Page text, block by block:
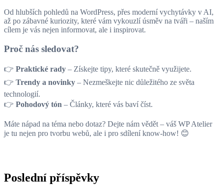
Od hlubších pohledů na WordPress, přes moderní vychytávky v AI,
až po zábavné kuriozity, které vám vykouzlí úsměv na tváři – naším
cílem je vás nejen informovat, ale i inspirovat.
Proč nás sledovat?
👉 Praktické rady – Získejte tipy, které skutečně využijete.
👉 Trendy a novinky – Nezmeškejte nic důležitého ze světa
technologií.
👉 Pohodový tón – Články, které vás baví číst.
Máte nápad na téma nebo dotaz? Dejte nám vědět – váš WP Atelier
je tu nejen pro tvorbu webů, ale i pro sdílení know-how! 😊
Poslední příspěvky